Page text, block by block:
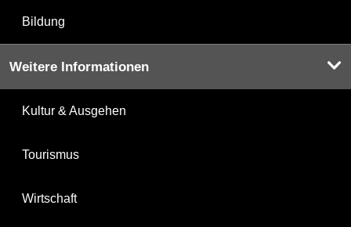
Bildung
Weitere Informationen
Kultur & Ausgehen
Tourismus
Wirtschaft